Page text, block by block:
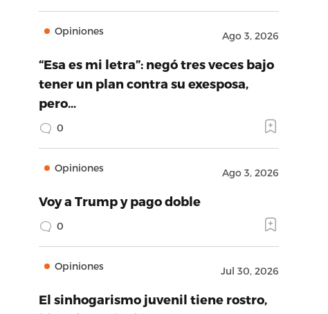
Opiniones Ago 3, 2026
“Esa es mi letra”: negó tres veces bajo
tener un plan contra su exesposa,
pero…
0
Opiniones Ago 3, 2026
Voy a Trump y pago doble
0
Opiniones Jul 30, 2026
El sinhogarismo juvenil tiene rostro,